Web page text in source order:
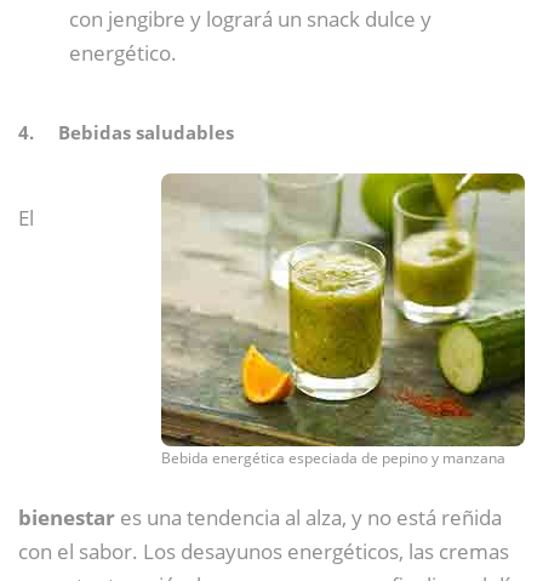
con jengibre y logrará un snack dulce y
energético.
4. Bebidas saludables
Bebida energética especiada de pepino y manzana
El
bienestar es una tendencia al alza, y no está reñida
con el sabor. Los desayunos energéticos, las cremas